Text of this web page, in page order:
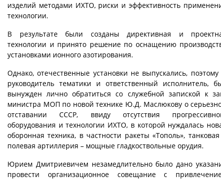
изделий методами ИХТО, риски и эффективность
технологии.
В результате были созданы директивная и
технологии и принято решение по оснащению
установками ионного азотирования.
Однако, отечественные установки не выпускались, поэтому
руководитель тематики и ответственный исполнитель,
вынужден лично обратиться со служебной запиской к
министра МОП по новой технике Ю.Д. Маслюкову о
отставании СССР, ввиду отсутствия
оборудования и технологии ИХТО, в которой нуждалась
оборонная техника, в частности ракеты «Тополь»,
полевая артиллерия – мощные гладкоствольные орудия.
Юрием Дмитриевичем незамедлительно было дано
провести организационное совещание с